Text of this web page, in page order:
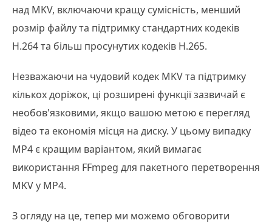
над MKV, включаючи кращу сумісність, менший
розмір файлу та підтримку стандартних кодеків
H.264 та більш просунутих кодеків H.265.
Незважаючи на чудовий кодек MKV та підтримку
кількох доріжок, ці розширені функції зазвичай є
необов'язковими, якщо вашою метою є перегляд
відео та економія місця на диску. У цьому випадку
MP4 є кращим варіантом, який вимагає
використання FFmpeg для пакетного перетворення
MKV у MP4.
З огляду на це, тепер ми можемо обговорити